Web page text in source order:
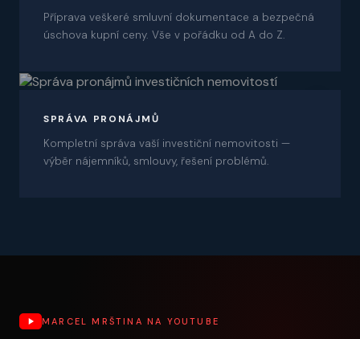
Příprava veškeré smluvní dokumentace a bezpečná
úschova kupní ceny. Vše v pořádku od A do Z.
SPRÁVA PRONÁJMŮ
Kompletní správa vaší investiční nemovitosti —
výběr nájemníků, smlouvy, řešení problémů.
MARCEL MRŠTINA NA YOUTUBE